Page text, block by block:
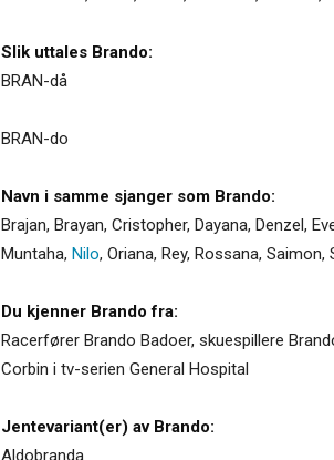
Slik uttales Brando:
BRAN-då
BRAN-do
Navn i samme sjanger som Brando:
Brajan, Brayan, Cristopher, Dayana, Denzel,
Muntaha, Nilo, Oriana, Rey, Rossana, Saimon,
Du kjenner Brando fra:
Racerfører Brando Badoer, skuespillere
Corbin i tv-serien General Hospital
Jentevariant(er) av Brando:
Aldobranda